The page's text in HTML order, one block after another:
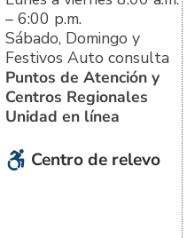
– 6:00 p.m.
Sábado, Domingo y
Festivos Auto consulta
Puntos de Atención y
Centros Regionales
Unidad en línea
Centro de relevo